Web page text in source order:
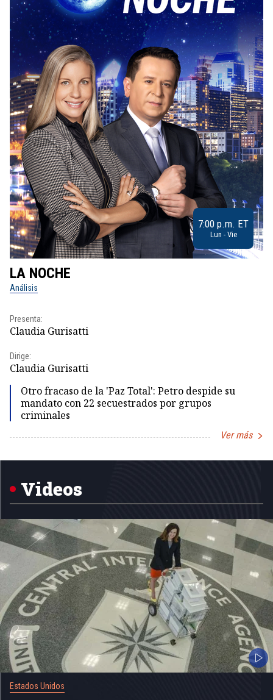
7:00 p.m. ET
Lun - Vie
LA NOCHE
Análisis
Presenta:
Claudia Gurisatti
Dirige:
Claudia Gurisatti
Otro fracaso de la 'Paz Total': Petro despide su
mandato con 22 secuestrados por grupos
criminales
Ver más
1
Videos
Estados Unidos